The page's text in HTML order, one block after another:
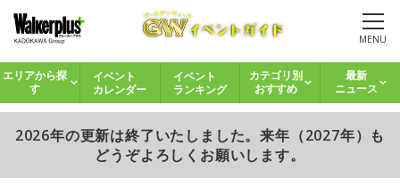
MENU
エリアから探
す
イベント
カレンダー
イベント
ランキング
カテゴリ別
おすすめ
最新
ニュース
2026年の更新は終了いたしました。来年（2027年）も
どうぞよろしくお願いします。